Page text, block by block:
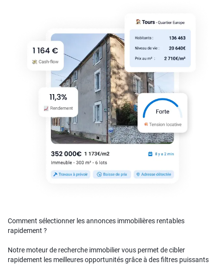
Comment sélectionner les annonces immobilières rentables
rapidement ?
Notre moteur de recherche immobilier vous permet de cibler
rapidement les meilleures opportunités grâce à des filtres puissants